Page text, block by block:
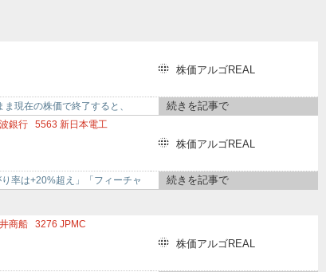
株価アルゴREAL
現在の株価で終了すると、
続きを記事で
銀行 5563 新日本電工
株価アルゴREAL
率は+20%超え」「フィーチャ
続きを記事で
商船 3276 JPMC
株価アルゴREAL